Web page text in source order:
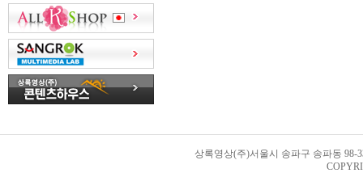
상록영상(주)서울시 송파구 송파동 98-